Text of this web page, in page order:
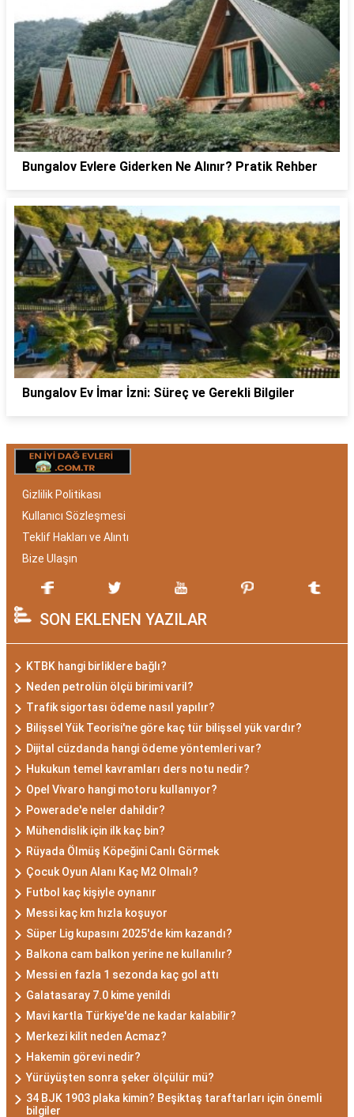
Bungalov Evlere Giderken Ne Alınır? Pratik Rehber
Bungalov Ev İmar İzni: Süreç ve Gerekli Bilgiler
Gizlilik Politikası
Kullanıcı Sözleşmesi
Teklif Hakları ve Alıntı
Bize Ulaşın
SON EKLENEN YAZILAR
KTBK hangi birliklere bağlı?
Neden petrolün ölçü birimi varil?
Trafik sigortası ödeme nasıl yapılır?
Bilişsel Yük Teorisi'ne göre kaç tür bilişsel yük vardır?
Dijital cüzdanda hangi ödeme yöntemleri var?
Hukukun temel kavramları ders notu nedir?
Opel Vivaro hangi motoru kullanıyor?
Powerade'e neler dahildir?
Mühendislik için ilk kaç bin?
Rüyada Ölmüş Köpeğini Canlı Görmek
Çocuk Oyun Alanı Kaç M2 Olmalı?
Futbol kaç kişiyle oynanır
Messi kaç km hızla koşuyor
Süper Lig kupasını 2025'de kim kazandı?
Balkona cam balkon yerine ne kullanılır?
Messi en fazla 1 sezonda kaç gol attı
Galatasaray 7.0 kime yenildi
Mavi kartla Türkiye'de ne kadar kalabilir?
Merkezi kilit neden Acmaz?
Hakemin görevi nedir?
Yürüyüşten sonra şeker ölçülür mü?
34 BJK 1903 plaka kimin? Beşiktaş taraftarları için önemli
bilgiler